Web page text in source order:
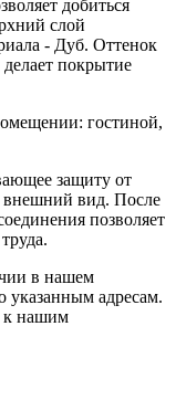
добиться
слой
- Дуб. Оттенок
покрытие
гостиной,
защиту от
вид. После
позволяет
в нашем
указанным адресам.
к нашим